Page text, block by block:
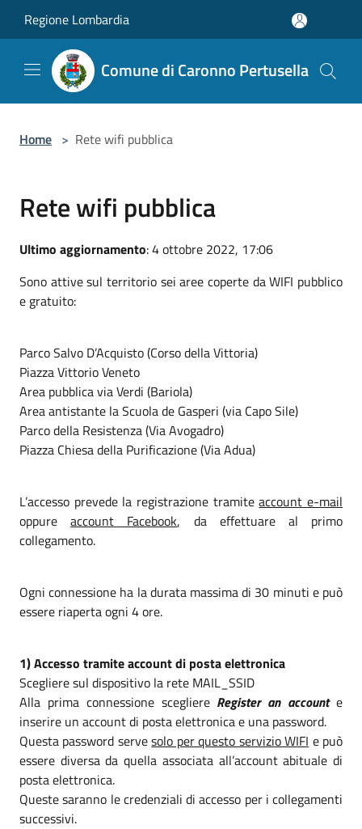
Regione Lombardia
Comune di Caronno Pertusella
Home > Rete wifi pubblica
Rete wifi pubblica
Ultimo aggiornamento: 4 ottobre 2022, 17:06
Sono attive sul territorio sei aree coperte da WIFI pubblico
e gratuito:
Parco Salvo D’Acquisto (Corso della Vittoria)
Piazza Vittorio Veneto
Area pubblica via Verdi (Bariola)
Area antistante la Scuola de Gasperi (via Capo Sile)
Parco della Resistenza (Via Avogadro)
Piazza Chiesa della Purificazione (Via Adua)
L’accesso prevede la registrazione tramiteaccount e-mail
oppureaccount Facebook, da effettuare al primo
collegamento.
Ogni connessione ha la durata massima di 30 minuti e può
essere riaperta ogni 4 ore.
1) Accesso tramite account di posta elettronica
Scegliere sul dispositivo la rete MAIL_SSID
Alla prima connessione scegliere Register an accounte
inserire un account di posta elettronica e una password.
Questa password servesolo per questo servizio WIFI e può
essere diversa da quella associata all’account abituale di
posta elettronica.
Queste saranno le credenziali di accesso per i collegamenti
successivi.